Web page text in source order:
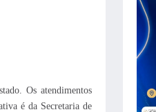
Os atendimentos
é da Secretaria de